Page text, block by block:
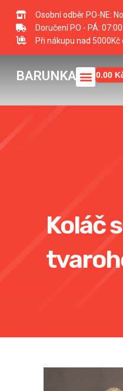
obsah
Osobní odběr PO-NE:
Doručení PO - PÁ:
Při nákupu nad
BARUNKA Menu
0.00
Koláč